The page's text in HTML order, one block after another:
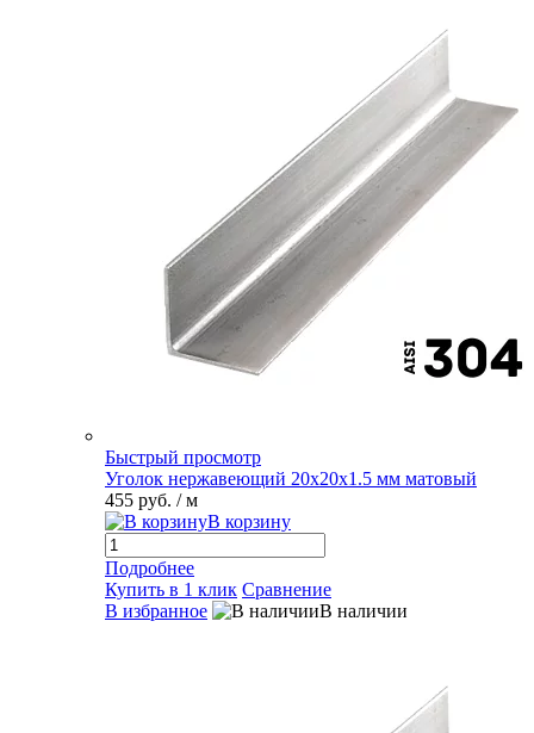
Быстрый просмотр
Уголок нержавеющий 20х20х1.5 мм матовый
455 руб. / м
В корзину
Подробнее
Купить в 1 клик Сравнение
В избранное
В наличии